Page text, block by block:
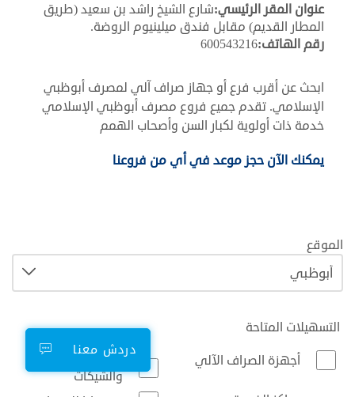
عنوان المقر الرئيسي:شارع الشيخ راشد بن سعيد (طريق
المطار القديم) مقابل فندق ميلينيوم الروضة.
رقم الهاتف:600543216
ابحث عن أقرب فرع أو جهاز صراف آلي لمصرف أبوظبي
الإسلامي. تقدم جميع فروع مصرف أبوظبي الإسلامي
خدمة ذات أولوية لكبار السن وأصحاب الهمم
يمكنك الآن حجز موعد في أي من فروعنا
الموقع
التسهيلات المتاحة
أجهزة الصراف الآلي
أجهزة إيداع النقود
والشيكات
دردش معنا